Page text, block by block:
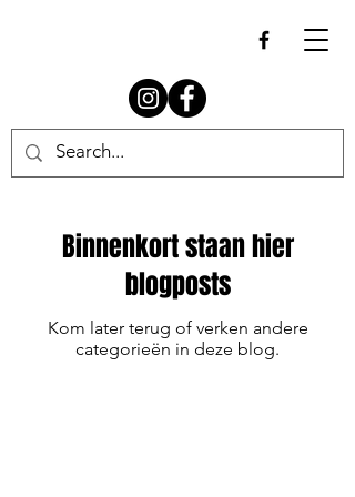
Binnenkort staan hier
blogposts
Kom later terug of verken andere
categorieën in deze blog.